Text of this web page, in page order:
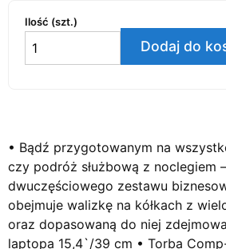
Ilość (szt.)
Dodaj do
• Bądź przygotowanym na
czy podróż służbową z noclegiem
dwuczęściowego zestawu
obejmuje walizkę na kółkach z
oraz dopasowaną do niej
laptopa 15,4`/39 cm • Torba